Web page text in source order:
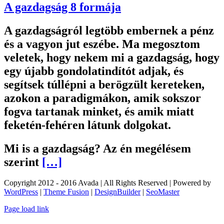
A gazdagság 8 formája
A gazdagságról legtöbb embernek a pénz
és a vagyon jut eszébe. Ma megosztom
veletek, hogy nekem mi a gazdagság, hogy
egy újabb gondolatindítót adjak, és
segítsek túllépni a berögzült kereteken,
azokon a paradigmákon, amik sokszor
fogva tartanak minket, és amik miatt
feketén-fehéren látunk dolgokat.
Mi is a gazdagság? Az én megélésem
szerint […]
Copyright 2012 - 2016 Avada | All Rights Reserved | Powered by
WordPress | Theme Fusion | DesignBuilder| SeoMaster
Toggle
Page load link